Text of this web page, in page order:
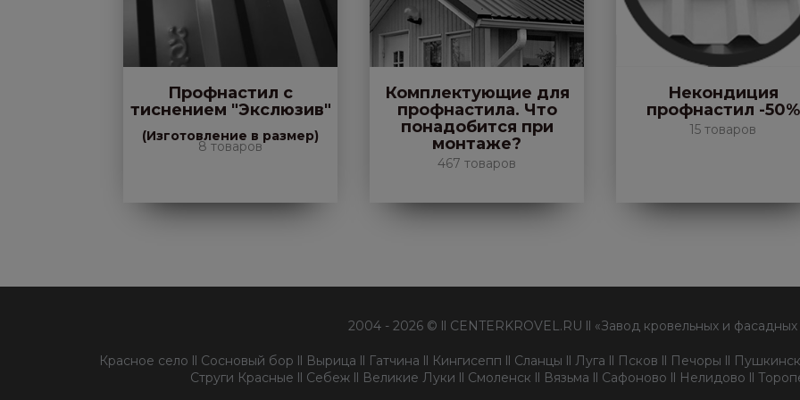
Профнастил с
тиснением "Экслюзив"
(Изготовление в размер)
8 товаров
Комплектующие для
профнастила. Что
понадобится при
монтаже?
467 товаров
Некондиция
профнастил -50%
15 товаров
2004 - 2026 © ll CENTERKROVEL.RU ll «Завод кровельных и фасадных
Красное село ll Сосновый бор ll Вырица ll Гатчина ll Кингисепп ll Сланцы ll Луга ll Псков ll Печоры ll
Струги Красные ll Себеж ll Великие Луки ll Смоленск ll Вязьма ll Сафоново ll Нелидово ll